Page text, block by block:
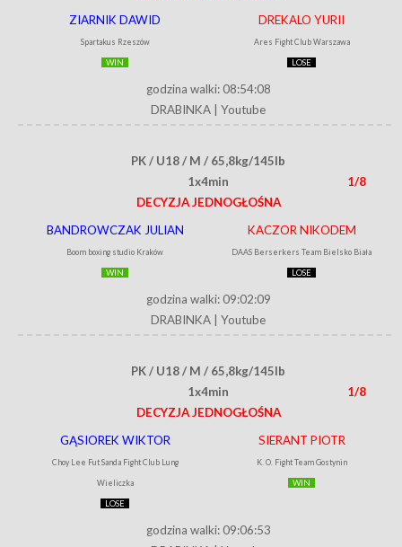
ZIARNIK DAWID
Spartakus Rzeszów
WIN
DREKALO YURII
Ares Fight Club Warszawa
LOSE
godzina walki: 08:54:08
DRABINKA
Youtube
PK / U18 / M / 65,8kg/145lb
1x4min
1/8
DECYZJA JEDNOGŁOŚNA
BANDROWCZAK JULIAN
Boom boxing studio Kraków
WIN
KACZOR NIKODEM
DAAS Berserkers Team Bielsko Biała
LOSE
godzina walki: 09:02:09
DRABINKA
Youtube
PK / U18 / M / 65,8kg/145lb
1x4min
1/8
DECYZJA JEDNOGŁOŚNA
GĄSIOREK WIKTOR
Choy Lee Fut Sanda Fight Club Lung
Wieliczka
LOSE
SIERANT PIOTR
K. O. Fight Team Gostynin
WIN
godzina walki: 09:06:53